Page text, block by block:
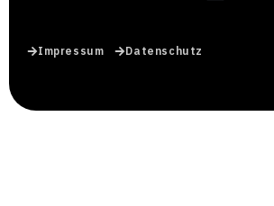
Impressum Datenschutz